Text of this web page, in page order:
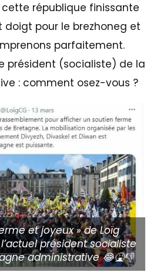
république finissante
doigt pour le brezhoneg et
parfaitement.
président (socialiste) de la
: comment osez-vous ?
et joyeux » de Loïg
président socialiste
administrative 😂🤮👎